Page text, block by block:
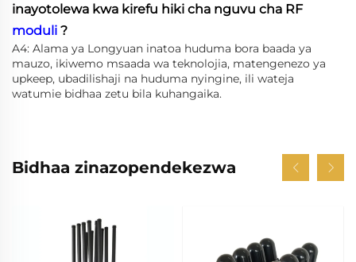
inayotolewa kwa kirefu hiki cha nguvu cha RF
moduli ?
A4: Alama ya Longyuan inatoa huduma bora baada ya
mauzo, ikiwemo msaada wa teknolojia, matengenezo ya
upkeep, ubadilishaji na huduma nyingine, ili wateja
watumie bidhaa zetu bila kuhangaika.
Bidhaa zinazopendekezwa